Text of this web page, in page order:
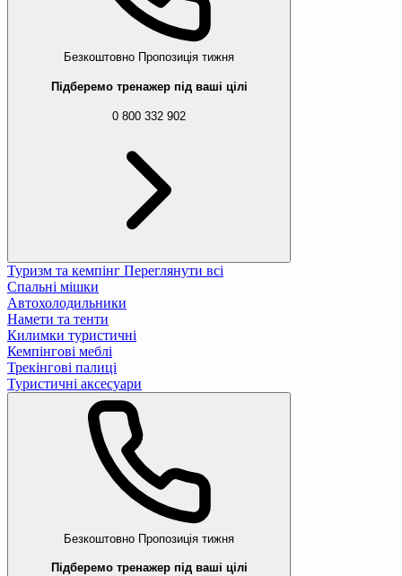
Безкоштовно Пропозиція тижня
Підберемо тренажер під ваші цілі
0 800 332 902
Туризм та кемпінг Переглянути всі
Спальні мішки
Автохолодильники
Намети та тенти
Килимки туристичні
Кемпінгові меблі
Трекінгові палиці
Туристичні аксесуари
Безкоштовно Пропозиція тижня
Підберемо тренажер під ваші цілі